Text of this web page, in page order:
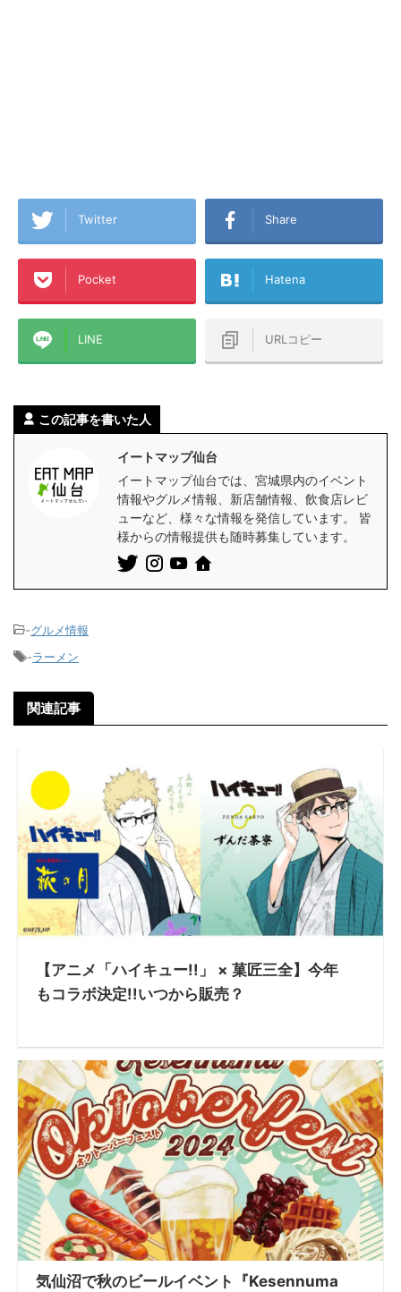
Twitter Share
Pocket Hatena
LINE URLコピー
この記事を書いた人
イートマップ仙台
イートマップ仙台では、宮城県内のイベント
情報やグルメ情報、新店舗情報、飲食店レビ
ューなど、様々な情報を発信しています。 皆
様からの情報提供も随時募集しています。
-グルメ情報
-ラーメン
関連記事
【アニメ「ハイキュー!!」 × 菓匠三全】今年
もコラボ決定!!いつから販売？
気仙沼で秋のビールイベント『Kesennuma